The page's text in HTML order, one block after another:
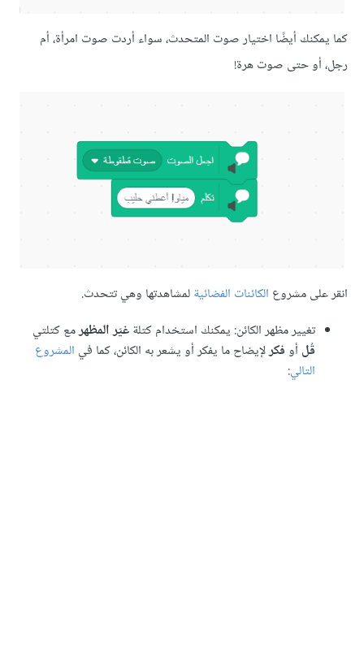
أيضًا اختيار صوت المتحدث، سواء أردت صوت امرأة، أم
حتى صوت هرة!
مشروعالكائنات الفضائيةلمشاهدتها وهي تتحدث.
تغيير مظهر الكائن: يمكنك استخدام كتلةغيّر المظهرمع كتلتي
لإيضاح ما يفكر أو يشعر به الكائن، كما فيالمشروع